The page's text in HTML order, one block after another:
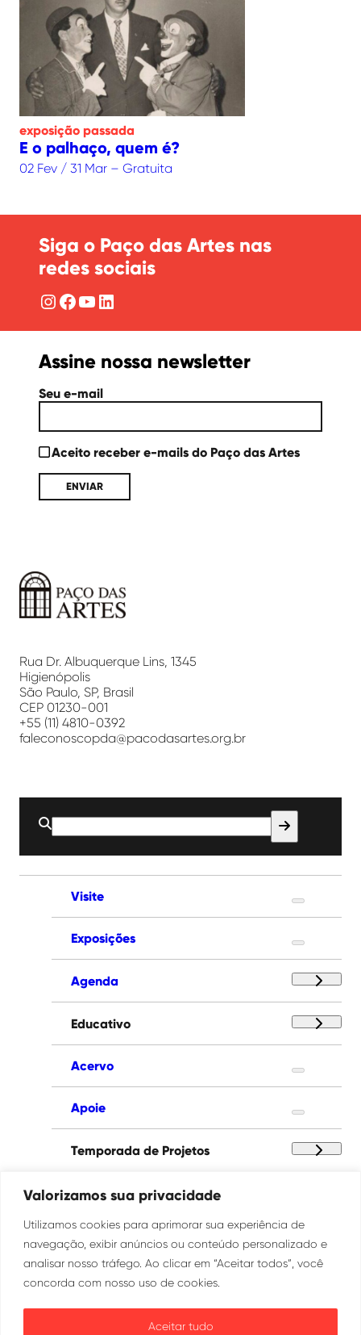
Valorizamos sua privacidade
Utilizamos cookies para aprimorar sua experiência de
navegação, exibir anúncios ou conteúdo personalizado e
analisar nosso tráfego. Ao clicar em “Aceitar todos”, você
concorda com nosso uso de cookies.
Aceitar tudo
exposição passada
E o palhaço, quem é?
02 Fev / 31 Mar – Gratuita
Siga o Paço das Artes nas
redes sociais
Instagram
Facebook
YouTube
LinkedIn
Assine nossa newsletter
Seu e-mail
Aceito receber e-mails do Paço das Artes
Artes
Rua Dr. Albuquerque Lins, 1345
Higienópolis
São Paulo, SP, Brasil
CEP 01230-001
+55 (11) 4810-0392
faleconoscopda@pacodasartes.org.br
Buscar
por:
Visite
Exposições
Agenda
Educativo
Acervo
Apoie
Temporada de Projetos
Paço das Artes
Institucional